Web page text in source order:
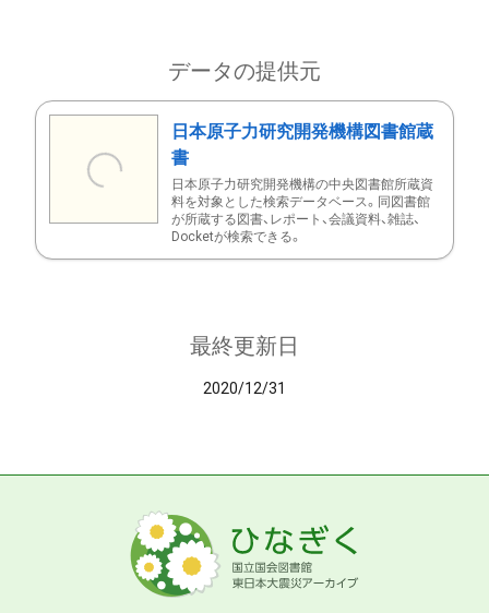
データの提供元
日本原子力研究開発機構図書館蔵
書
日本原子力研究開発機構の中央図書館所蔵資
料を対象とした検索データベース。同図書館
が所蔵する図書、レポート、会議資料、雑誌、
Docketが検索できる。
最終更新日
2020/12/31